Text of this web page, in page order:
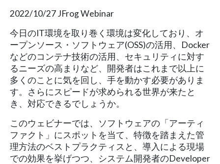
2022/10/27 JFrog Webinar
今日のIT環境を取り巻く環境は変化しており、オ
ープンソース・ソフトウェア(OSS)の活用、Docker
などのコンテナ技術の活用、セキュリティに対す
るニーズの高まりなど、開発者はこれまで以上に
多くのことに気を回し、手を動かす必要がありま
す。さらにスピードが求められる世界が来たと
き、対応できるでしょうか。
このウェビナーでは、ソフトウェアの「アーティ
ファクト」にスポットを当て、特徴を踏まえた管
理方法のベストプラクティスと、導入による現場
での効果を挙げつつ、システム開発者のDeveloper